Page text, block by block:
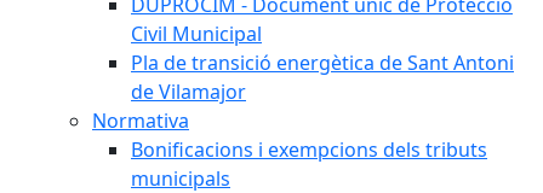
Civil Municipal
Pla de transició energètica de Sant Antoni
de Vilamajor
Normativa
Bonificacions i exempcions dels tributs
municipals